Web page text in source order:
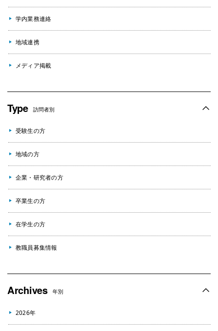
学内業務連絡
地域連携
メディア掲載
Type 訪問者別
受験生の方
地域の方
企業・研究者の方
卒業生の方
在学生の方
教職員募集情報
Archives 年別
2026年